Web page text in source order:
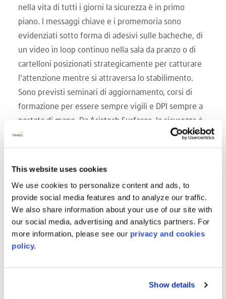
This website uses cookies
We use cookies to personalize content and ads, to
provide social media features and to analyze our traffic.
We also share information about your use of our site with
our social media, advertising and analytics partners. For
more information, please see our privacy and cookies
policy.
Show details
nella vita di tutti i giorni la sicurezza è in primo
piano. I messaggi chiave e i promemoria sono
evidenziati sotto forma di adesivi sulle bacheche, di
un video in loop continuo nella sala da pranzo o di
cartelloni posizionati strategicamente per catturare
l'attenzione mentre si attraversa lo stabilimento.
Sono previsti seminari di aggiornamento, corsi di
formazione per essere sempre vigili e DPI sempre a
portata di mano. Da Aristech Surfaces, la sicurezza è
davvero parte integrante del nostro lavoro.
Cominciamo ogni riunione con un messaggio sulla
""Siamo in costante miglioramento mentre ci
sforziamo di offrire il meglio in tutto ciò che
facciamo"". Come organizzazione, siamo sempre
cauti ma anche pronti a festeggiare quando ce n'è
motivo. Il nostro stabilimento di Belen, NM, ha
""In questo particolare momento, la sicurezza ci